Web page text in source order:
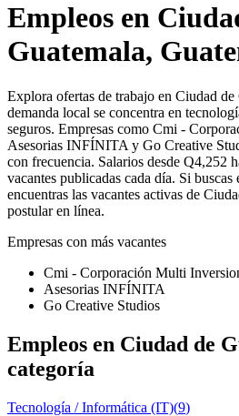
Empleos en
Guatemala,
Explora ofertas de trabajo en Ciudad
demanda local se concentra en
seguros. Empresas como Cmi -
Asesorias INFÍNITA y Go Creative
con frecuencia. Salarios desde Q4,252
vacantes publicadas cada día. Si
encuentras las vacantes activas de
postular en línea.
Empresas con más vacantes
Cmi - Corporación Multi
Asesorias INFÍNITA
Go Creative Studios
Empleos en Ciudad de
categoría
Tecnología / Informática (IT)(9)